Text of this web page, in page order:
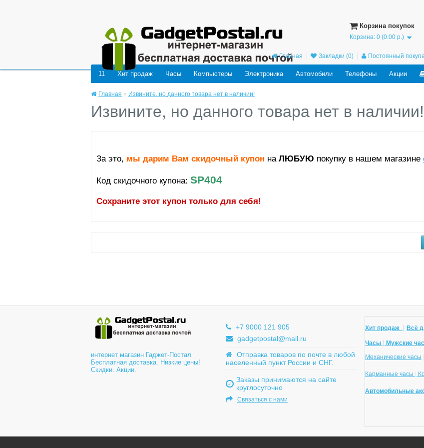
Корзина покупок
Корзина: 0 (0.00 р.)
Главная Закладки (0) Постоянный
11 Хит продаж Часы Компьютеры Электроника Автомобили Телефоны Акции
Главная » Извините, но данного товара нет в наличии!
Извините, но данного товара нет в наличии!
За это, мы дарим Вам скидочный купон на ЛЮБУЮ покупку в нашем магазине
Код скидочного купона: SP404
Сохраните этот купон только для себя!
интернет магазин Гаджет-Постал
Бесплатная доставка. Низкие цены!
Скидки. Акции.
+7 9000 121 905
gadgetpostal@mail.ru
Отправка товаров по почте в любой
населенный пункт России и СНГ.
Заказы принимаются на сайте
круглосуточно
Связаться с нами
Хит продаж Всё
Часы Мужские
Механические часы
Карманные часы
Автомобильные